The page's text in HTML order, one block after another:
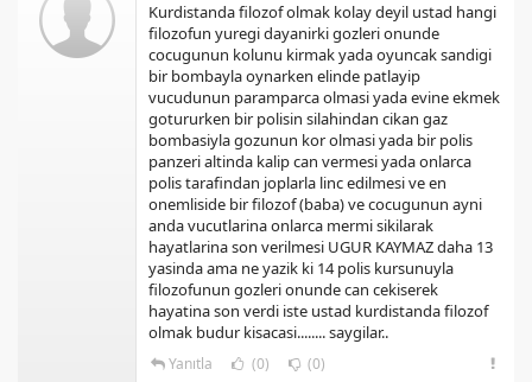
Kurdistanda filozof olmak kolay deyil ustad hangi
filozofun yuregi dayanirki gozleri onunde
cocugunun kolunu kirmak yada oyuncak sandigi
bir bombayla oynarken elinde patlayip
vucudunun paramparca olmasi yada evine ekmek
gotururken bir polisin silahindan cikan gaz
bombasiyla gozunun kor olmasi yada bir polis
panzeri altinda kalip can vermesi yada onlarca
polis tarafindan joplarla linc edilmesi ve en
onemliside bir filozof (baba) ve cocugunun ayni
anda vucutlarina onlarca mermi sikilarak
hayatlarina son verilmesi UGUR KAYMAZ daha 13
yasinda ama ne yazik ki 14 polis kursunuyla
filozofunun gozleri onunde can cekiserek
hayatina son verdi iste ustad kurdistanda filozof
olmak budur kisacasi........ saygilar..
Yanıtla (0) (0)